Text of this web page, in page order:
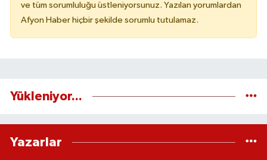
ve tüm sorumluluğu üstleniyorsunuz. Yazılan yorumlardan
Afyon Haber hiçbir şekilde sorumlu tutulamaz.
Yükleniyor...
Yazarlar